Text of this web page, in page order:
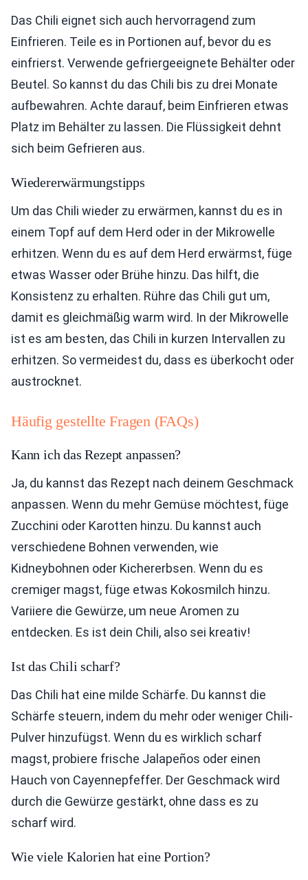
Das Chili eignet sich auch hervorragend zum
Einfrieren. Teile es in Portionen auf, bevor du es
einfrierst. Verwende gefriergeeignete Behälter oder
Beutel. So kannst du das Chili bis zu drei Monate
aufbewahren. Achte darauf, beim Einfrieren etwas
Platz im Behälter zu lassen. Die Flüssigkeit dehnt
sich beim Gefrieren aus.
Wiedererwärmungstipps
Um das Chili wieder zu erwärmen, kannst du es in
einem Topf auf dem Herd oder in der Mikrowelle
erhitzen. Wenn du es auf dem Herd erwärmst, füge
etwas Wasser oder Brühe hinzu. Das hilft, die
Konsistenz zu erhalten. Rühre das Chili gut um,
damit es gleichmäßig warm wird. In der Mikrowelle
ist es am besten, das Chili in kurzen Intervallen zu
erhitzen. So vermeidest du, dass es überkocht oder
austrocknet.
Häufig gestellte Fragen (FAQs)
Kann ich das Rezept anpassen?
Ja, du kannst das Rezept nach deinem Geschmack
anpassen. Wenn du mehr Gemüse möchtest, füge
Zucchini oder Karotten hinzu. Du kannst auch
verschiedene Bohnen verwenden, wie
Kidneybohnen oder Kichererbsen. Wenn du es
cremiger magst, füge etwas Kokosmilch hinzu.
Variiere die Gewürze, um neue Aromen zu
entdecken. Es ist dein Chili, also sei kreativ!
Ist das Chili scharf?
Das Chili hat eine milde Schärfe. Du kannst die
Schärfe steuern, indem du mehr oder weniger Chili-
Pulver hinzufügst. Wenn du es wirklich scharf
magst, probiere frische Jalapeños oder einen
Hauch von Cayennepfeffer. Der Geschmack wird
durch die Gewürze gestärkt, ohne dass es zu
scharf wird.
Wie viele Kalorien hat eine Portion?